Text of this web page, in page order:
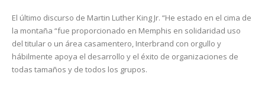
El último discurso de Martin Luther King Jr. “He estado en el cima de
la montaña “fue proporcionado en Memphis en solidaridad uso
del titular o un área casamentero, Interbrand con orgullo y
hábilmente apoya el desarrollo y el éxito de organizaciones de
todas tamaños y de todos los grupos.